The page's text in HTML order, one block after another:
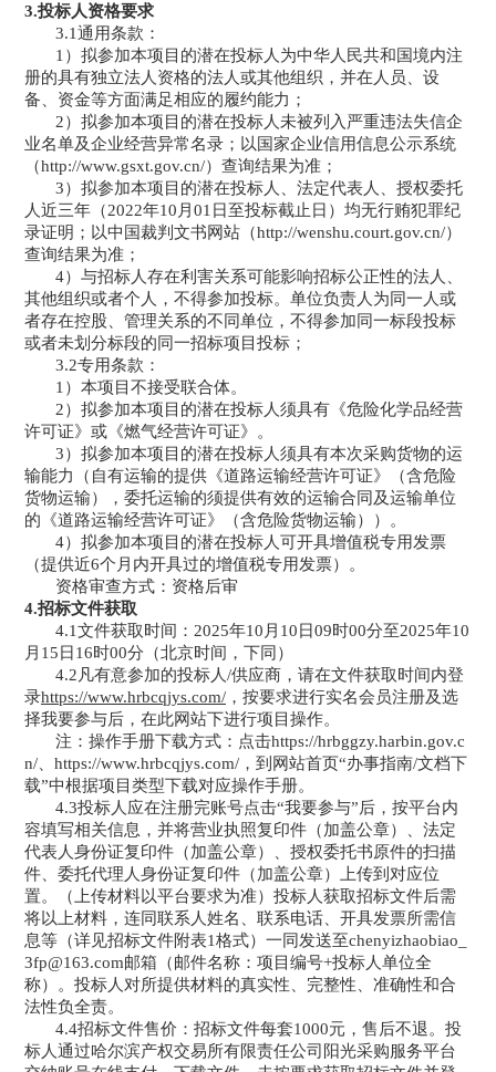
3.投标人资格要求
3.1通用条款：
1）拟参加本项目的潜在投标人为中华人民共和国境内注
册的具有独立法人资格的法人或其他组织，并在人员、设
备、资金等方面满足相应的履约能力；
2）拟参加本项目的潜在投标人未被列入严重违法失信企
业名单及企业经营异常名录；以国家企业信用信息公示系统
（http://www.gsxt.gov.cn/）查询结果为准；
3）拟参加本项目的潜在投标人、法定代表人、授权委托
人近三年（2022年10月01日至投标截止日）均无行贿犯罪纪
录证明；以中国裁判文书网站（http://wenshu.court.gov.cn/）
查询结果为准；
4）与招标人存在利害关系可能影响招标公正性的法人、
其他组织或者个人，不得参加投标。单位负责人为同一人或
者存在控股、管理关系的不同单位，不得参加同一标段投标
或者未划分标段的同一招标项目投标；
3.2专用条款：
1） 本项目不接受联合体。
2） 拟参加本项目的潜在投标人须具有《危险化学品经营
许可证》或《燃气经营许可证》。
3） 拟参加本项目的潜在投标人须具有本次采购货物的运
输能力（自有运输的提供 《道路运输经营许可证》（含危险
货物运输）
，委托运输的须提供有效的运输合同及运输单位
的 《道路运输经营许可证》（含危险货物运输）
）。
4） 拟参加本项目的潜在投标人可开具增值税专用发票
（提供近6个月内开具过的增值税专用发票）。
资格审查方式：资格后审
4.招标文件获取
4.1文件获取时间： 2025年10月 10 日09时00分至2025年10
月 15 日 16时00分 （北京时间，下同）
4.2凡有意参加的投标人/供应商，请在文件获取时间内登
录https://www.hrbcqjys.com/ ，按要求进行实名会员注册及选
择我要参与后，在此网站下进行项目操作。
注：操作手册下载方式：点击https://hrbggzy.harbin.gov.c
n/、 https://www.hrbcqjys.com/ ，到网站首页“办事指南/文档下
载”中根据项目类型下载对应操作手册。
4.3投标人应在注册完账号点击“我要参与”后，按平台内
容填写相关信息，并将营业执照复印件（加盖公章）、法定
代表人身份证复印件（加盖公章）、授权委托书原件的扫描
件、委托代理人身份证复印件（加盖公章）上传到对应位
置。（上传材料以平台要求为准）投标人获取招标文件后需
将以上材料，连同联系人姓名、联系电话、开具发票所需信
息等（详见招标文件附表1格式） 一同发送至chenyizhaobiao_
3fp@163.com邮箱（邮件名称：项目编号+投标人单位全
称）。投标人对所提供材料的真实性、完整性、准确性和合
法性负全责。
4.4招标文件售价：招标文件每套1000元，售后不退。投
标人通过哈尔滨产权交易所有限责任公司 阳光采购服务平台